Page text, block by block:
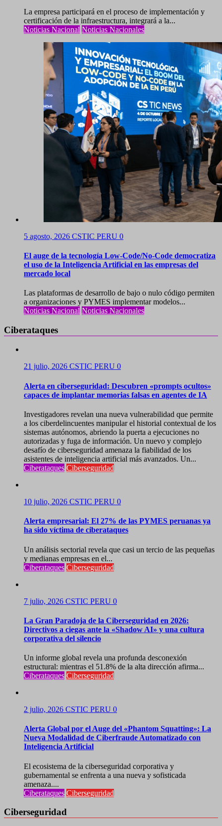
La empresa participará en el proceso de implementación y
certificación de la infraestructura, integrará a la...
Noticias Nacional Noticias Nacionales
5 agosto, 2026 CSTIC PERU 0
El auge de la tecnología Low-Code/No-Code democratiza
el uso de la Inteligencia Artificial en las empresas del
mercado local
Las plataformas de desarrollo de bajo o nulo código permiten
a organizaciones y PYMES implementar modelos...
Noticias Nacional Noticias Nacionales
Ciberataques
21 julio, 2026 CSTIC PERU 0
Alerta en ciberseguridad: Descubren «prompts ocultos»
capaces de implantar memorias falsas en agentes de IA
Investigadores revelan una nueva vulnerabilidad que permite
a los ciberdelincuentes manipular el historial contextual de los
sistemas autónomos, abriendo la puerta a ejecuciones no
autorizadas y fuga de información. Un nuevo y complejo
desafío de ciberseguridad amenaza la fiabilidad de los
asistentes de inteligencia artificial más avanzados. Un...
Ciberataques Ciberseguridad
10 julio, 2026 CSTIC PERU 0
Alerta empresarial: El 27% de las PYMES peruanas ya
ha sido víctima de ciberataques
Un análisis sectorial revela que casi un tercio de las pequeñas
y medianas empresas en el...
Ciberataques Ciberseguridad
7 julio, 2026 CSTIC PERU 0
La Gran Paradoja de la Ciberseguridad en 2026:
Directivos a ciegas ante la «Shadow AI» y una cultura
corporativa del silencio
Un informe global revela una profunda desconexión
estructural: mientras el 51.8% de la alta dirección afirma...
Ciberataques Ciberseguridad
2 julio, 2026 CSTIC PERU 0
Alerta Global por el Auge del «Phantom Squatting»: La
Nueva Modalidad de Ciberfraude Automatizado con
Inteligencia Artificial
El ecosistema de la ciberseguridad corporativa y
gubernamental se enfrenta a una nueva y sofisticada
amenaza....
Ciberataques Ciberseguridad
Ciberseguridad